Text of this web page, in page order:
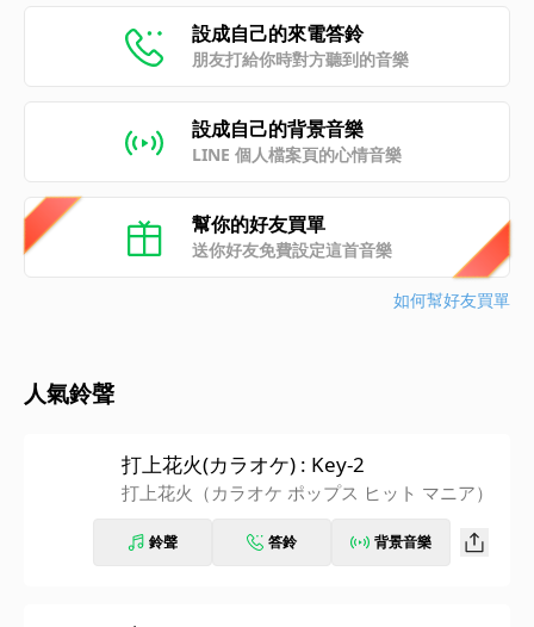
設成自己的來電答鈴
朋友打給你時對方聽到的音樂
設成自己的背景音樂
LINE 個人檔案頁的心情音樂
幫你的好友買單
送你好友免費設定這首音樂
如何幫好友買單
人氣鈴聲
打上花火(カラオケ) : Key-2
打上花火（カラオケ ポップス ヒット マニア）
鈴聲 答鈴 背景音樂